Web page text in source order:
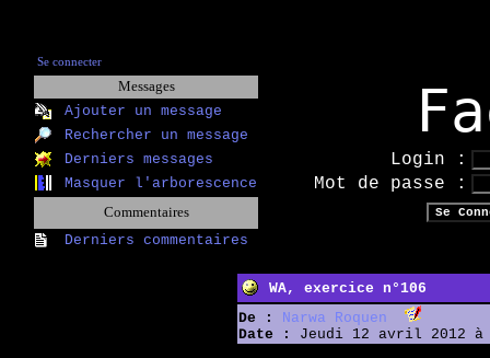
Se connecter
Messages
Ajouter un message
Rechercher un message
Derniers messages
Login :
Masquer l'arborescence Mot de passe :
Commentaires
Derniers commentaires
WA, exercice n°106
De :
Narwa Roquen
Date :
Jeudi 12 avril 2012 à